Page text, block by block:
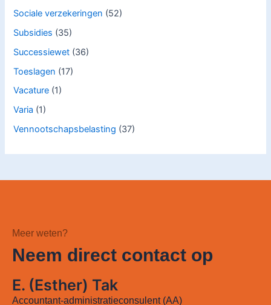
Sociale verzekeringen (52)
Subsidies (35)
Successiewet (36)
Toeslagen (17)
Vacature (1)
Varia (1)
Vennootschapsbelasting (37)
Meer weten?
Neem direct contact op
E. (Esther) Tak
Accountant-administratieconsulent (AA)